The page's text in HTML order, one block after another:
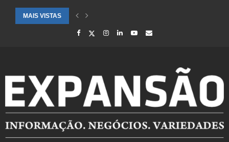
MAIS VISTAS
CIDADES ATENDIDAS PELO SEBRAE RS SÃO DESTAQUE EM